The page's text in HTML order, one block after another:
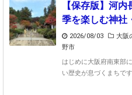
【保存版】河
季を楽しむ神社
2026/08/03 大阪
野市
はじめに大阪府南東部
い歴史が息づくまちで